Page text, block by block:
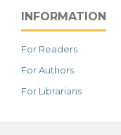
INFORMATION
For Readers
For Authors
For Librarians